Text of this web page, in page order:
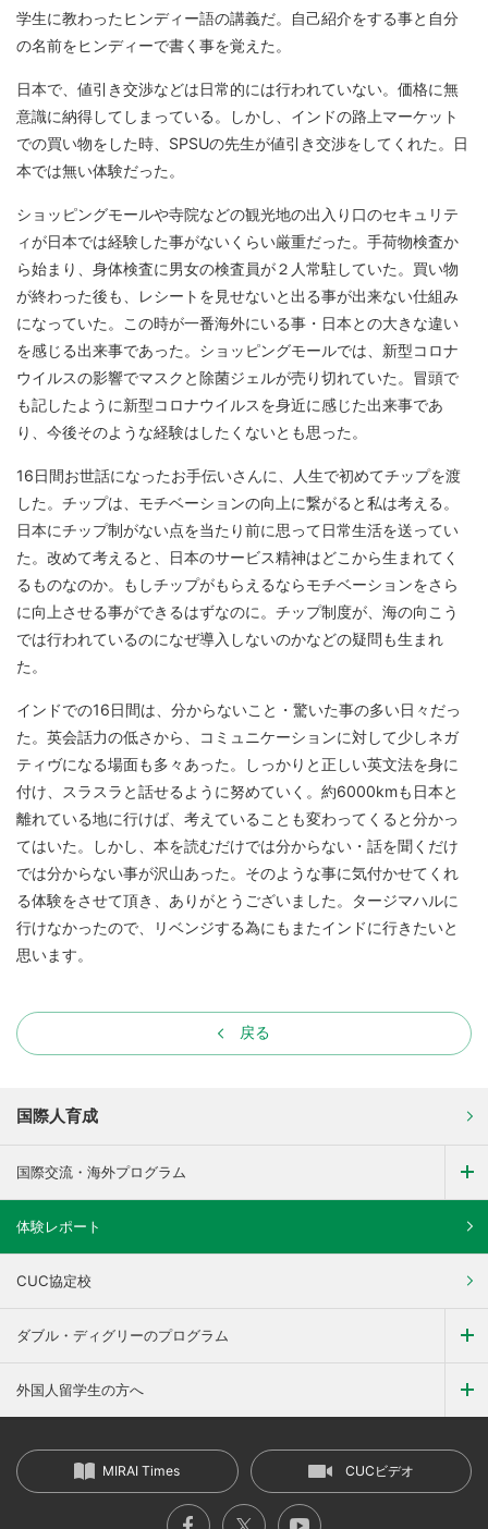
学生に教わったヒンディー語の講義だ。自己紹介をする事と自分
の名前をヒンディーで書く事を覚えた。
日本で、値引き交渉などは日常的には行われていない。価格に無
意識に納得してしまっている。しかし、インドの路上マーケット
での買い物をした時、SPSUの先生が値引き交渉をしてくれた。日
本では無い体験だった。
ショッピングモールや寺院などの観光地の出入り口のセキュリテ
ィが日本では経験した事がないくらい厳重だった。手荷物検査か
ら始まり、身体検査に男女の検査員が２人常駐していた。買い物
が終わった後も、レシートを見せないと出る事が出来ない仕組み
になっていた。この時が一番海外にいる事・日本との大きな違い
を感じる出来事であった。ショッピングモールでは、新型コロナ
ウイルスの影響でマスクと除菌ジェルが売り切れていた。冒頭で
も記したように新型コロナウイルスを身近に感じた出来事であ
り、今後そのような経験はしたくないとも思った。
16日間お世話になったお手伝いさんに、人生で初めてチップを渡
した。チップは、モチベーションの向上に繋がると私は考える。
日本にチップ制がない点を当たり前に思って日常生活を送ってい
た。改めて考えると、日本のサービス精神はどこから生まれてく
るものなのか。もしチップがもらえるならモチベーションをさら
に向上させる事ができるはずなのに。チップ制度が、海の向こう
では行われているのになぜ導入しないのかなどの疑問も生まれ
た。
インドでの16日間は、分からないこと・驚いた事の多い日々だっ
た。英会話力の低さから、コミュニケーションに対して少しネガ
ティヴになる場面も多々あった。しっかりと正しい英文法を身に
付け、スラスラと話せるように努めていく。約6000kmも日本と
離れている地に行けば、考えていることも変わってくると分かっ
てはいた。しかし、本を読むだけでは分からない・話を聞くだけ
では分からない事が沢山あった。そのような事に気付かせてくれ
る体験をさせて頂き、ありがとうございました。タージマハルに
行けなかったので、リベンジする為にもまたインドに行きたいと
思います。
戻る
国際人育成
国際交流・海外プログラム
体験レポート
CUC協定校
ダブル・ディグリーのプログラム
外国人留学生の方へ
MIRAI Times CUCビデオ